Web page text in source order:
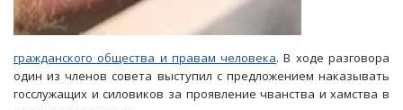
гражданского общества и правам человека. В ходе разговора
один из членов совета выступил с предложением наказывать
госслужащих и силовиков за проявление чванства и хамства в